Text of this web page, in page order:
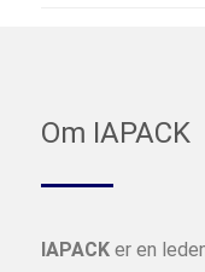
Om IAPACK
IAPACK er en